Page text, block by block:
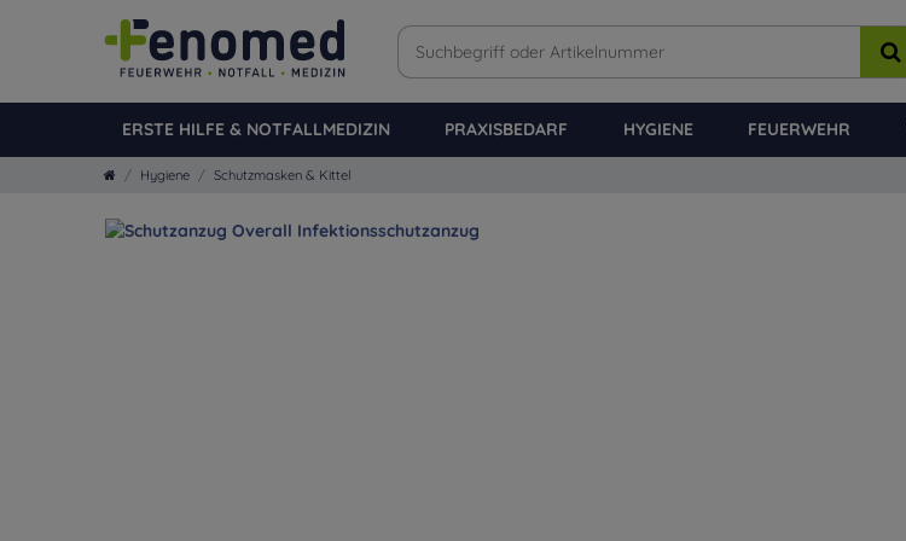
ERSTE HILFE & NOTFALLMEDIZIN PRAXISBEDARF HYGIENE FEUERWEHR
Hygiene Schutzmasken & Kittel